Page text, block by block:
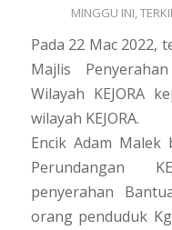
MINGGU INI,
Pada 22 Mac 2022,
Majlis
Wilayah KEJORA
wilayah KEJORA.
Encik Adam
Perundangan
penyerahan
orang penduduk